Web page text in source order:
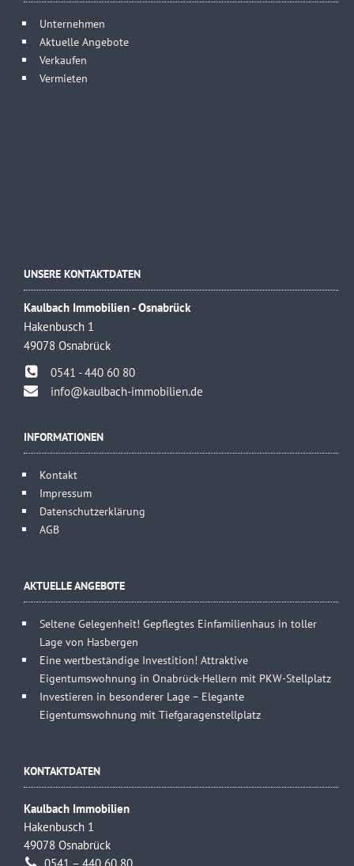
Unternehmen
Aktuelle Angebote
Verkaufen
Vermieten
UNSERE KONTAKTDATEN
Kaulbach Immobilien - Osnabrück
Hakenbusch 1
49078 Osnabrück
0541 - 440 60 80
info@kaulbach-immobilien.de
INFORMATIONEN
Kontakt
Impressum
Datenschutzerklärung
AGB
AKTUELLE ANGEBOTE
Seltene Gelegenheit! Gepflegtes Einfamilienhaus in toller
Lage von Hasbergen
Eine wertbeständige Investition! Attraktive
Eigentumswohnung in Onabrück-Hellern mit PKW-Stellplatz
Investieren in besonderer Lage – Elegante
Eigentumswohnung mit Tiefgaragenstellplatz
KONTAKTDATEN
Kaulbach Immobilien
Hakenbusch 1
49078 Osnabrück